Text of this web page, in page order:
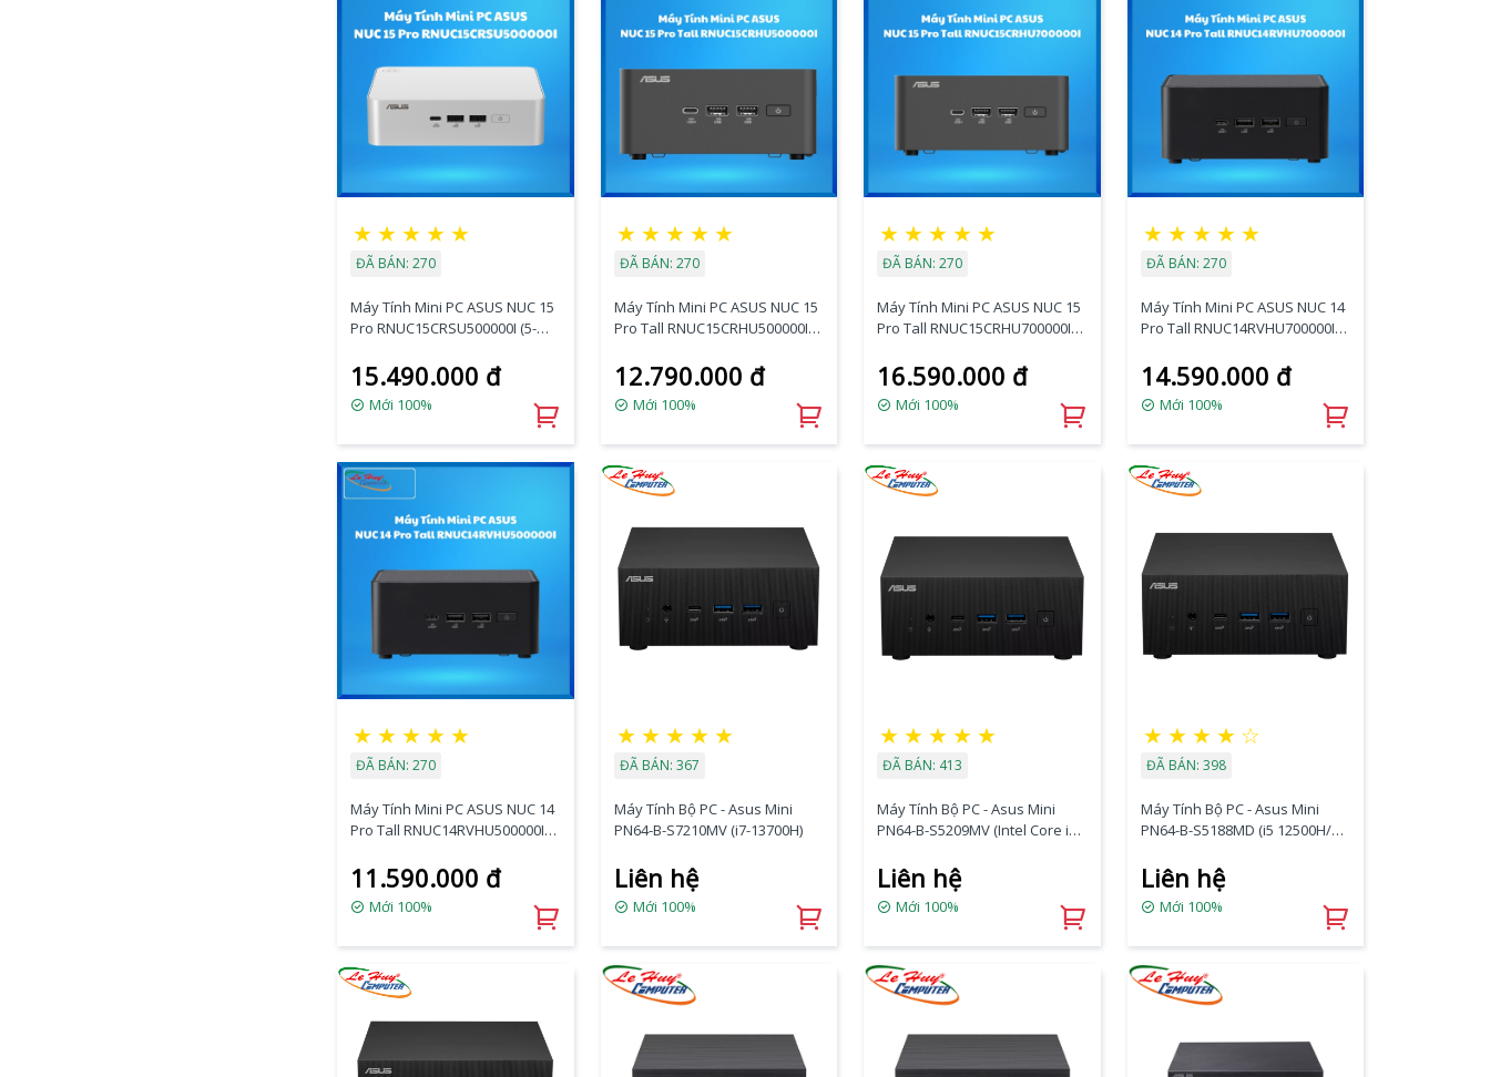
★ ★ ★ ★ ★
ĐÃ BÁN: 270
Máy Tính Mini PC ASUS NUC 15
Pro RNUC15CRSU500000I (5-
5600/2xNVMe,SATA/ 2x HDMI
2.1/2x Thunderbolt/ VESA
MOUNT/WHITE)
15.490.000 đ
Mới 100%
★ ★ ★ ★ ★
ĐÃ BÁN: 270
Máy Tính Mini PC ASUS NUC 15
Pro Tall RNUC15CRHU500000I
5600/2xNVMe,SATA/ 2x HDMI
2.1/2x Thunderbolt/ VESA
MOUNT)
12.790.000 đ
Mới 100%
★ ★ ★ ★ ★
ĐÃ BÁN: 270
Máy Tính Mini PC ASUS NUC 15
Pro Tall RNUC15CRHU700000I
5600/2xNVMe,SATA/ 2x HDMI
2.1/2x Thunderbolt/ VESA
MOUNT)
16.590.000 đ
Mới 100%
★ ★ ★ ★ ★
ĐÃ BÁN: 270
Máy Tính Mini PC ASUS NUC 14
Pro Tall RNUC14RVHU700000I
HDMI 2.12x Thunderbolt/ VESA
MOUNT)
14.590.000 đ
Mới 100%
★ ★ ★ ★ ★
ĐÃ BÁN: 270
Máy Tính Mini PC ASUS NUC 14
Pro Tall RNUC14RVHU500000I
HDMI 2.1/2x Thunderbolt/ VESA
MOUNT)
11.590.000 đ
Mới 100%
★ ★ ★ ★ ★
ĐÃ BÁN: 367
Máy Tính Bộ PC - Asus Mini
PN64-B-S7210MV (i7-13700H)
Liên hệ
Mới 100%
★ ★ ★ ★ ★
ĐÃ BÁN: 413
Máy Tính Bộ PC - Asus Mini
PN64-B-S5209MV (Intel Core i5-
NVME M2 SATA )
Liên hệ
Mới 100%
★ ★ ★ ★ ☆
ĐÃ BÁN: 398
Máy Tính Bộ PC - Asus Mini
PN64-B-S5188MD (i5 12500H/
Liên hệ
Mới 100%